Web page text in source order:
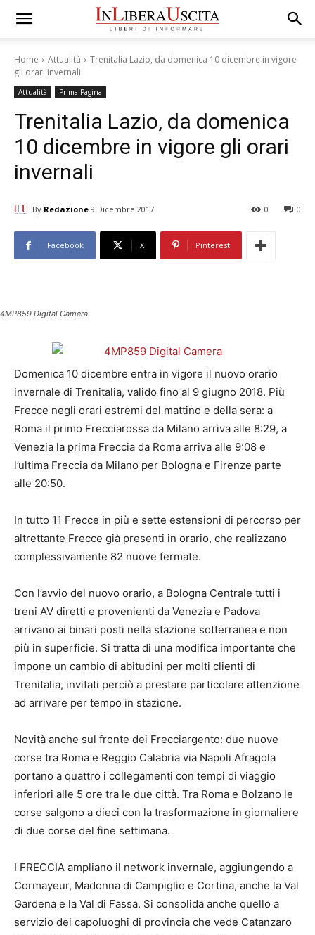
Home Attualità
Trenitalia Lazio, da domenica 10 dicembre in vigore
gli orari invernali
Attualità Prima Pagina
Trenitalia Lazio, da domenica
10 dicembre in vigore gli orari
invernali
By Redazione 9 Dicembre 2017 0
0
Facebook X Pinterest
4MP859 Digital Camera
Domenica 10 dicembre entra in vigore il nuovo orario
invernale di Trenitalia, valido fino al 9 giugno 2018. Più
Frecce negli orari estremi del mattino e della sera: a
Roma il primo Frecciarossa da Milano arriva alle 8:29, a
Venezia la prima Freccia da Roma arriva alle 9:08 e
l’ultima Freccia da Milano per Bologna e Firenze parte
alle 20:50.
In tutto 11 Frecce in più e sette estensioni di percorso per
altrettante Frecce già presenti in orario, che realizzano
complessivamente 82 nuove fermate.
Con l’avvio del nuovo orario, a Bologna Centrale tutti i
treni AV diretti e provenienti da Venezia e Padova
arrivano ai binari posti nella stazione sotterranea e non
più in superficie. Si tratta di una modifica importante che
impone un cambio di abitudini per molti clienti di
Trenitalia, invitati perciò a prestare particolare attenzione
ad arrivare per tempo in stazione.
Novità anche sul fronte dei Frecciargento: due nuove
corse tra Roma e Reggio Calabria via Napoli Afragola
portano a quattro i collegamenti con tempi di viaggio
inferiori alle 5 ore tra le due città. Tra Roma e Bolzano le
corse salgono a dieci con la trasformazione in giornaliere
di due corse del fine settimana.
I FRECCIA ampliano il network invernale, aggiungendo a
Cormayeur, Madonna di Campiglio e Cortina, anche la Val
Gardena e la Val di Fassa. Si consolida anche quello a
servizio dei capoluoghi di provincia che vede Catanzaro